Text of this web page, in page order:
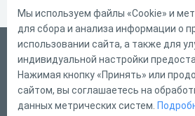
Русский
Справка
Форма обратной связи
Мы используем файлы «Cookie» и
для сбора и анализа информации о
использовании сайта, а также для
индивидуальной настройки
Нажимая кнопку «Принять» или
сайтом, вы соглашаетесь на
данных метрических систем.